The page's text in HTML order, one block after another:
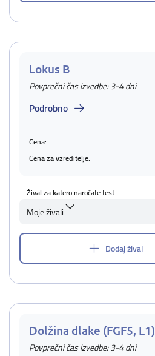
Lokus B
Povprečni čas izvedbe: 3-4 dni
Podrobno
Cena:
Cena za vzreditelje:
Žival za katero naročate test
Moje živali
Dodaj žival
Dolžina dlake (FGF5, L1)
Povprečni čas izvedbe: 3-4 dni